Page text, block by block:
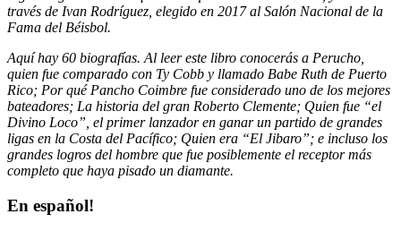
través de Ivan Rodríguez, elegido en 2017 al Salón Nacional de la
Fama del Béisbol.
Aquí hay 60 biografías. Al leer este libro conocerás a Perucho,
quien fue comparado con Ty Cobb y llamado Babe Ruth de Puerto
Rico; Por qué Pancho Coimbre fue considerado uno de los mejores
bateadores; La historia del gran Roberto Clemente; Quien fue “el
Divino Loco”, el primer lanzador en ganar un partido de grandes
ligas en la Costa del Pacífico; Quien era “El Jibaro”; e incluso los
grandes logros del hombre que fue posiblemente el receptor más
completo que haya pisado un diamante.
En español!